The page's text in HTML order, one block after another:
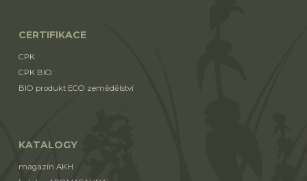
CERTIFIKACE
CPK
CPK BIO
BIO produkt ECO zemědělství
KATALOGY
magazín AKH